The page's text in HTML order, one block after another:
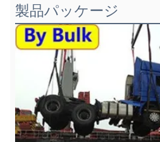
製品パッケージ